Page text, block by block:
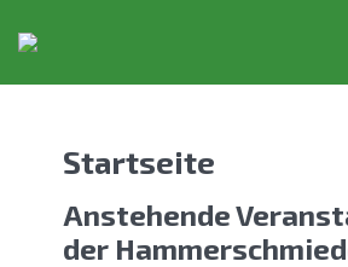
Startseite
Anstehende
der